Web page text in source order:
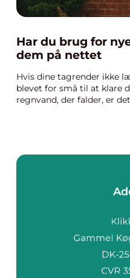
Har du brug for
dem på nettet
Hvis dine tagrender ikke
blevet for små til at klare
regnvand, der falder, er